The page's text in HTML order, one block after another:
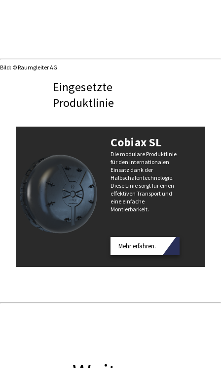
Bild: © Raumgleiter AG
Eingesetzte
Produktlinie
Cobiax SL
Die modulare Produktlinie
für den internationalen
Einsatz dank der
Halbschalentechnologie.
Diese Linie sorgt für einen
effektiven Transport und
eine einfache
Montierbarkeit.
Mehr erfahren.